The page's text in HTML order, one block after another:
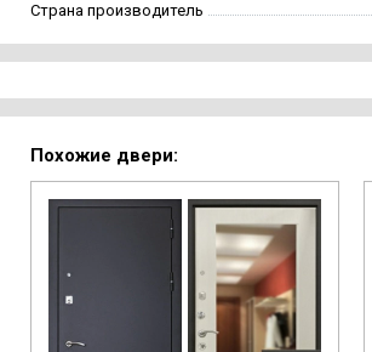
Страна производитель
Похожие двери: